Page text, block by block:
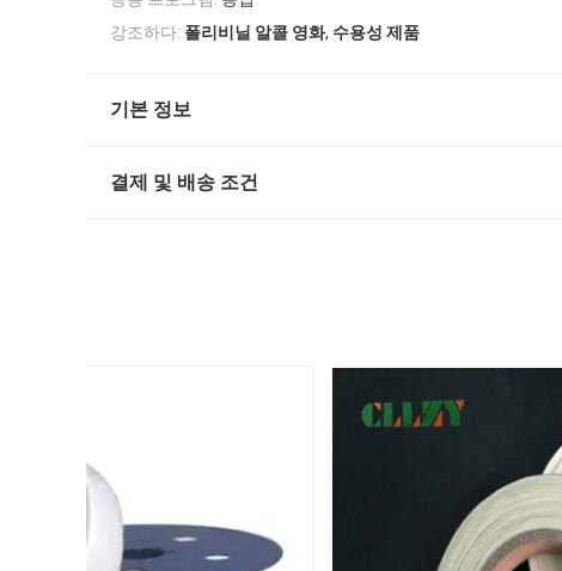
강조하다: 폴리비닐 알콜 영화, 수용성 제품
기본 정보
결제 및 배송 조건